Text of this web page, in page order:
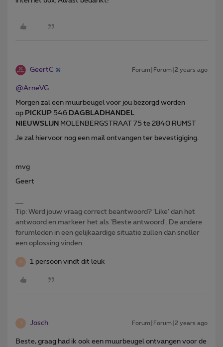
GeertC Forum|Forum|2 years ago
@ArneVG
Morgen zal een muurbeugel voor jou bezorgd worden
op PICKUP 546 DAGBLADHANDEL
NIEUWSLIJN MOLENBERGSTRAAT 75 te 2840 RUMST
Je zal hiervoor nog een mail ontvangen ter bevestigiging.
mvg
Geert
Tip: Werd jouw vraag correct beantwoord? ‘Like’ dan het
antwoord en markeer het als 'Beste antwoord'. De andere
forumleden in een gelijkaardige situatie zullen dan sneller
een oplossing vinden.
A 1 persoon vindt dit leuk
J Josch Forum|Forum|2 years ago
Beste, graag had ik ook een muurbeugel ontvangen voor de